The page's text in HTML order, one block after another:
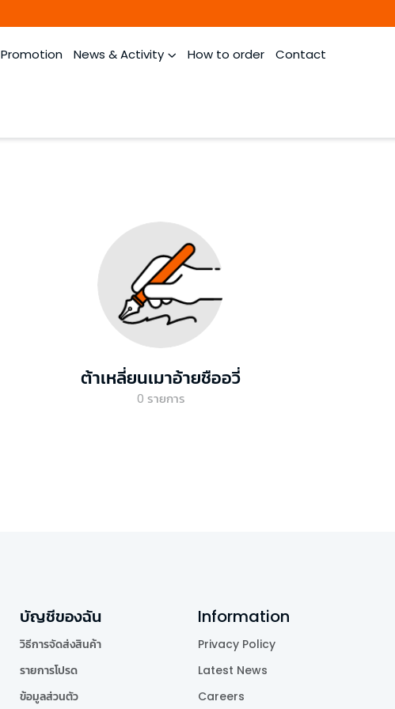
Promotion News & Activity How to order Contact
ต้าเหลี่ยนเมาอ้ายชืออวี่
0 รายการ
บัญชีของฉัน
วิธีการจัดส่งสินค้า
รายการโปรด
ข้อมูลส่วนตัว
Information
Privacy Policy
Latest News
Careers